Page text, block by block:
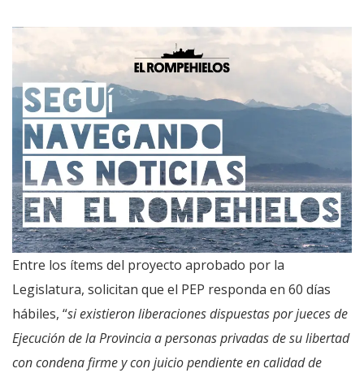
Entre los ítems del proyecto aprobado por la
Legislatura, solicitan que el PEP responda en 60 días
hábiles, “si existieron liberaciones dispuestas por jueces de
Ejecución de la Provincia a personas privadas de su libertad
con condena firme y con juicio pendiente en calidad de